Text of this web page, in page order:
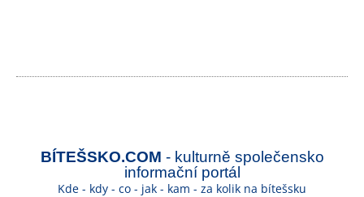
BÍTEŠSKO.COM - kulturně společensko
informační portál
Kde - kdy - co - jak - kam - za kolik na bítešsku